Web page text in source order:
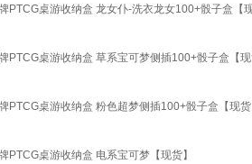
桌游收纳盒 龙女仆-洗衣龙女100+骰子盒【现
桌游收纳盒 草系宝可梦侧插100+骰子盒【现
桌游收纳盒 粉色超梦侧插100+骰子盒【现货
桌游收纳盒 电系宝可梦【现货】